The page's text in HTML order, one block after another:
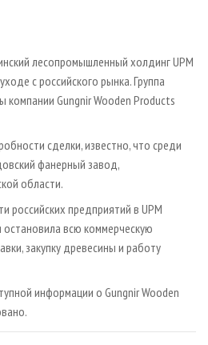
ПЛИТ
лесопромышленный холдинг UPM
с российского рынка. Группа
компании Gungnir Wooden Products
сделки, известно, что среди
фанерный завод,
области.
российских предприятий в UPM
всю коммерческую
закупку древесины и работу
информации о Gungnir Wooden